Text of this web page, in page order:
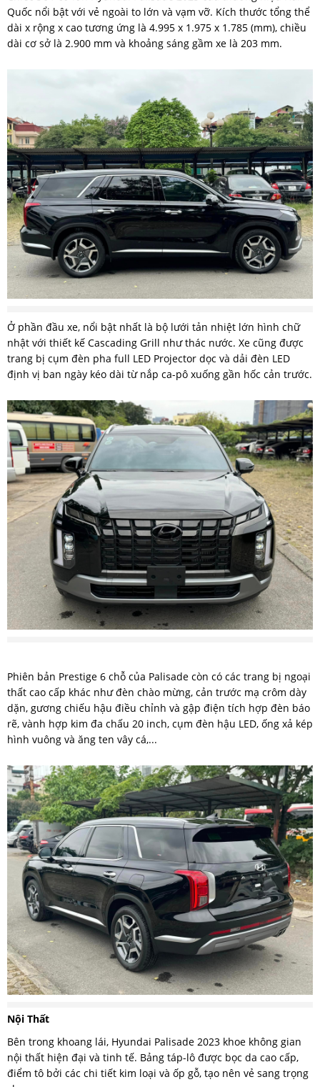
Quốc nổi bật với vẻ ngoài to lớn và vạm vỡ. Kích thước tổng thể
dài x rộng x cao tương ứng là 4.995 x 1.975 x 1.785 (mm), chiều
dài cơ sở là 2.900 mm và khoảng sáng gầm xe là 203 mm.
Ở phần đầu xe, nổi bật nhất là bộ lưới tản nhiệt lớn hình chữ
nhật với thiết kế Cascading Grill như thác nước. Xe cũng được
trang bị cụm đèn pha full LED Projector dọc và dải đèn LED
định vị ban ngày kéo dài từ nắp ca-pô xuống gần hốc cản trước.
Phiên bản Prestige 6 chỗ của Palisade còn có các trang bị ngoại
thất cao cấp khác như đèn chào mừng, cản trước mạ crôm dày
dặn, gương chiếu hậu điều chỉnh và gập điện tích hợp đèn báo
rẽ, vành hợp kim đa chấu 20 inch, cụm đèn hậu LED, ống xả kép
hình vuông và ăng ten vây cá,...
Nội Thất
Bên trong khoang lái, Hyundai Palisade 2023 khoe không gian
nội thất hiện đại và tinh tế. Bảng táp-lô được bọc da cao cấp,
điểm tô bởi các chi tiết kim loại và ốp gỗ, tạo nên vẻ sang trọng